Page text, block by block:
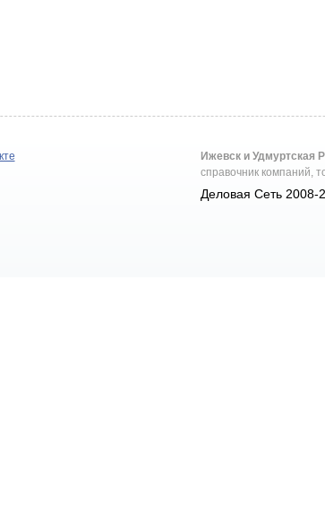
Ижевск и Удмуртская
справочник компаний,
Деловая Сеть 2008-